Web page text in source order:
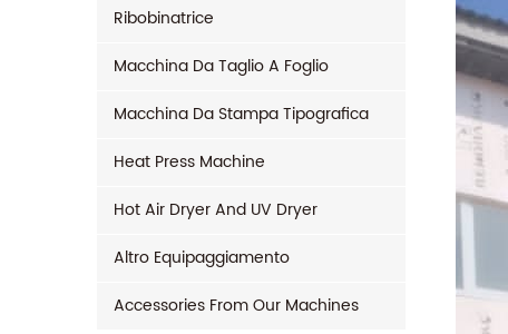
Ribobinatrice
Macchina Da Taglio A Foglio
Macchina Da Stampa Tipografica
Heat Press Machine
Hot Air Dryer And UV Dryer
Altro Equipaggiamento
Accessories From Our Machines